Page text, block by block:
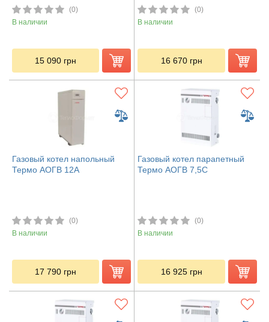
(0)
В наличии
15 090 грн
(0)
В наличии
16 670 грн
Газовый котел напольный
Термо АОГВ 12А
(0)
В наличии
17 790 грн
Газовый котел парапетный
Термо АОГВ 7,5С
(0)
В наличии
16 925 грн